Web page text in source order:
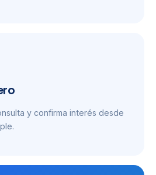
y confirma interés desde